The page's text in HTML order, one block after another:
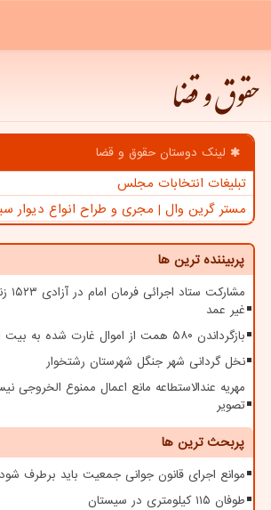
حقوق و قضا
لینک دوستان حقوق و قضا
تبلیغات انتخابات مجلس
مستر گرین وال | مجری و طراح انواع دیوار
پربیننده ترین ها
غیر عمد
بازگرداندن ۵۸۰ همت از اموال غارت شده به بیت المال
نخل گردانی شهر جنگل شهرستان رشتخوار
مهریه عندالاستطاعه مانع اعمال ممنوع الخروجی
تصویر
پربحث ترین ها
موانع اجرای قانون جوانی جمعیت باید برطرف شود
طوفان ۱۱۵ کیلومتری در سیستان